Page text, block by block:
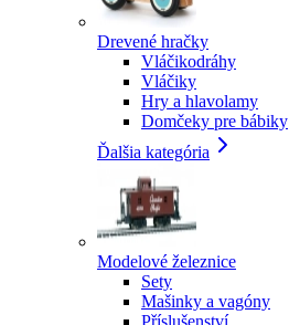
Drevené hračky
Vláčikodráhy
Vláčiky
Hry a hlavolamy
Domčeky pre bábiky
Ďalšia kategória
Modelové železnice
Sety
Mašinky a vagóny